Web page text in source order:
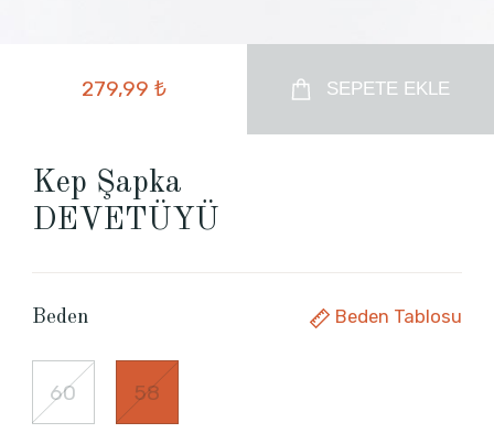
279,99 ₺ SEPETE EKLE
Kep Şapka
DEVETÜYÜ
Beden Beden Tablosu
60 58